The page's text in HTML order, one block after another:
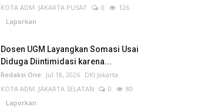
KOTA ADM. JAKARTA PUSAT
0
126
Laporkan
Dosen UGM Layangkan Somasi Usai
Diduga Diintimidasi karena...
Redaksi One Jul 18, 2026 DKI Jakarta
KOTA ADM. JAKARTA SELATAN
0
80
Laporkan